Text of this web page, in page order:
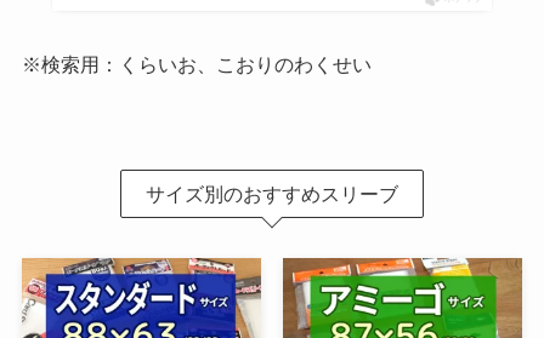
※検索用：くらいお、こおりのわくせい
サイズ別のおすすめスリーブ